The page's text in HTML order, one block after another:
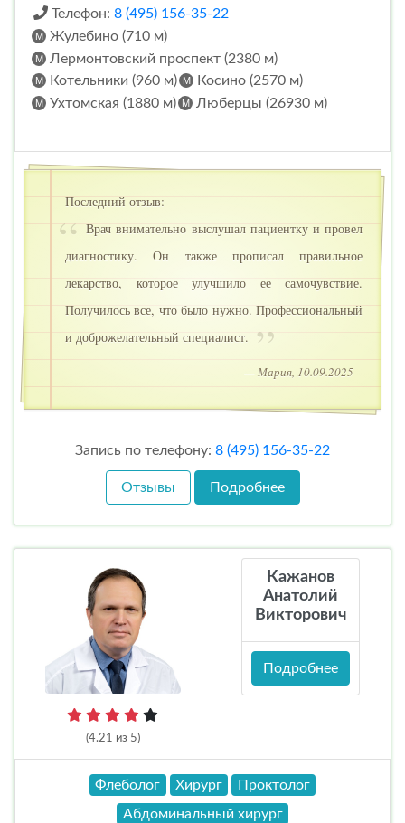
Телефон: 8 (495) 156-35-22
Жулебино (710 м)
Лермонтовский проспект (2380 м)
Котельники (960 м)
Косино (2570 м)
Ухтомская (1880 м)
Люберцы (26930 м)
Последний отзыв:
Врач внимательно выслушал пациентку и провел
диагностику. Он также прописал правильное
лекарство, которое улучшило ее самочувствие.
Получилось все, что было нужно. Профессиональный
и доброжелательный специалист.
— Мария, 10.09.2025
Запись по телефону: 8 (495) 156-35-22
Отзывы Подробнее
(4.21 из 5)
Кажанов
Анатолий
Викторович
Подробнее
Флеболог Хирург
Проктолог
Абдоминальный хирург